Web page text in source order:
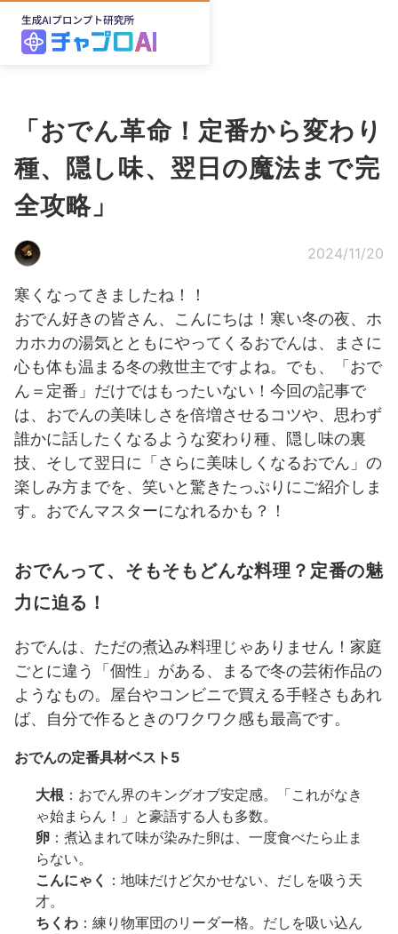
「おでん革命！定番から変わり
種、隠し味、翌日の魔法まで完
全攻略」
2024/11/20
寒くなってきましたね！！
おでん好きの皆さん、こんにちは！寒い冬の夜、ホ
カホカの湯気とともにやってくるおでんは、まさに
心も体も温まる冬の救世主ですよね。でも、「おで
ん＝定番」だけではもったいない！今回の記事で
は、おでんの美味しさを倍増させるコツや、思わず
誰かに話したくなるような変わり種、隠し味の裏
技、そして翌日に「さらに美味しくなるおでん」の
楽しみ方までを、笑いと驚きたっぷりにご紹介しま
す。おでんマスターになれるかも？！
おでんって、そもそもどんな料理？定番の魅
力に迫る！
おでんは、ただの煮込み料理じゃありません！家庭
ごとに違う「個性」がある、まるで冬の芸術作品の
ようなもの。屋台やコンビニで買える手軽さもあれ
ば、自分で作るときのワクワク感も最高です。
おでんの定番具材ベスト5
大根 ：おでん界のキングオブ安定感。「これがなき
ゃ始まらん！」と豪語する人も多数。
卵 ：煮込まれて味が染みた卵は、一度食べたら止ま
らない。
こんにゃく ：地味だけど欠かせない、だしを吸う天
才。
ちくわ ：練り物軍団のリーダー格。だしを吸い込ん